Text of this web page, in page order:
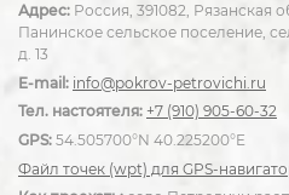
Адрес: Россия, 391082, Рязанская
Панинское сельское поселение,
д. 13
E-mail: info@pokrov-petrovichi.ru
Тел. настоятеля: +7 (910) 905-60-32
GPS: 54.505700°N 40.225200°E
Файл точек (wpt) для GPS-